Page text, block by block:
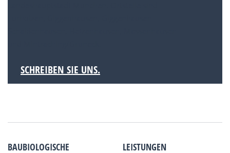
SCHREIBEN SIE UNS.
BAUBIOLOGISCHE
LEISTUNGEN